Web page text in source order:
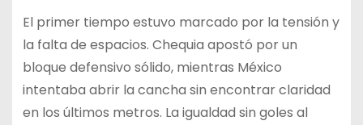
El primer tiempo estuvo marcado por la tensión y
la falta de espacios. Chequia apostó por un
bloque defensivo sólido, mientras México
intentaba abrir la cancha sin encontrar claridad
en los últimos metros. La igualdad sin goles al